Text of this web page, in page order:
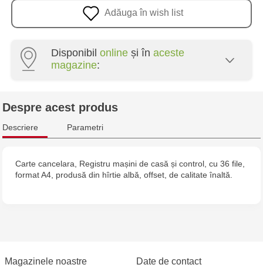
Adăuga în wish list
Disponibil online și în aceste
magazine:
Crafti Botanica - bd. Decebal, 139
Crafti Buiucani - str. Alba Iulia, 77/18
Crafti Bălți - str. Alexandru Cel Bun, 5
Despre acest produs
Descriere Parametri
Carte cancelara, Registru mașini de casă și control, cu 36 file,
format A4, produsă din hîrtie albă, offset, de calitate înaltă.
Magazinele noastre Date de contact